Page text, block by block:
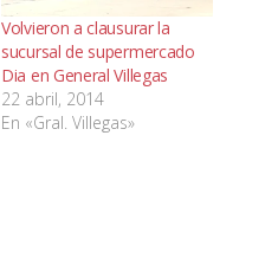
Volvieron a clausurar la
sucursal de supermercado
Dia en General Villegas
22 abril, 2014
En «Gral. Villegas»